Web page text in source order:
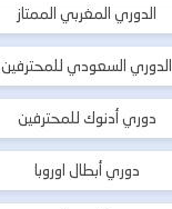
الدوري المغربي الممتاز
الدوري السعودي للمحترفين
دوري أدنوك للمحترفين
دوري أبطال اوروبا